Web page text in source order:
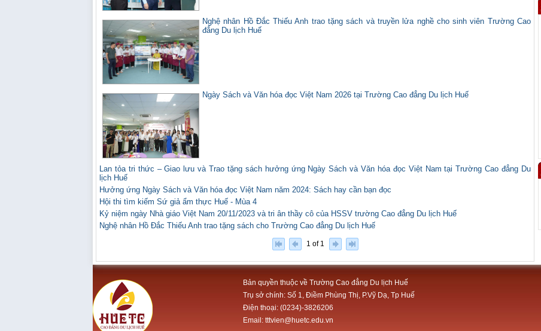
Nghệ nhân Hồ Đắc Thiếu Anh trao tặng sách và truyền lửa nghề cho sinh viên Trường Cao
đẳng Du lịch Huế
Ngày Sách và Văn hóa đọc Việt Nam 2026 tại Trường Cao đẳng Du lịch Huế
Lan tỏa tri thức – Giao lưu và Trao tặng sách hưởng ứng Ngày Sách và Văn hóa đọc Việt Nam tại Trường Cao đẳng Du
lịch Huế
Hưởng ứng Ngày Sách và Văn hóa đọc Việt Nam năm 2024: Sách hay cần bạn đọc
Hội thi tìm kiếm Sứ giả ẩm thực Huế - Mùa 4
Kỷ niệm ngày Nhà giáo Việt Nam 20/11/2023 và tri ân thầy cô của HSSV trường Cao đẳng Du lịch Huế
Nghệ nhân Hồ Đắc Thiếu Anh trao tặng sách cho Trường Cao đẳng Du lịch Huế
1 of 1
Bản quyền thuộc về Trường Cao đẳng Du lịch Huế
Trụ sở chính: Số 1, Điềm Phùng Thị, P.Vỹ Dạ, Tp Huế
Điện thoại: (0234)-3826206
Email: tttvien@huetc.edu.vn